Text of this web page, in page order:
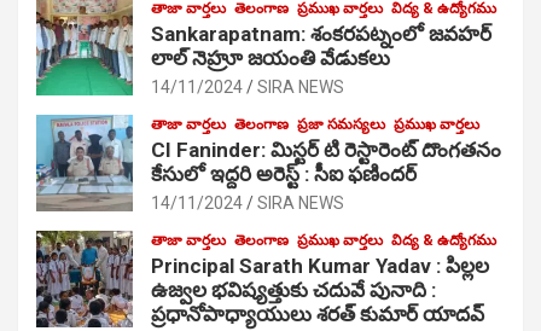
తాజా వార్తలు తెలంగాణ ప్రముఖ వార్తలు విద్య & ఉద్యోగము
Sankarapatnam: శంకరపట్నంలో జవహర్
లాల్ నెహ్రూ జయంతి వేడుకలు
14/11/2024 SIRA NEWS
తాజా వార్తలు తెలంగాణ ప్రజా సమస్యలు ప్రముఖ వార్తలు
CI Faninder: మిస్టర్ టి రెస్టారెంట్ దొంగతనం
కేసులో ఇద్దరి అరెస్ట్ : సీఐ ఫణిందర్
14/11/2024 SIRA NEWS
తాజా వార్తలు తెలంగాణ ప్రముఖ వార్తలు విద్య & ఉద్యోగము
Principal Sarath Kumar Yadav : పిల్లల
ఉజ్వల భవిష్యత్తుకు చదువే పునాది :
ప్రధానోపాధ్యాయులు శరత్ కుమార్ యాదవ్